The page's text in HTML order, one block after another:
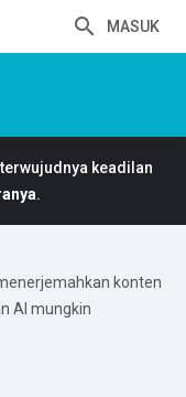
MASUK
keadilan
.
konten
AI mungkin